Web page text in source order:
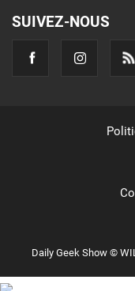
SUIVEZ-NOUS
Daily Geek Show ©